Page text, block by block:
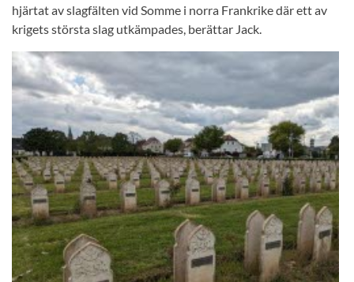
hjärtat av slagfälten vid Somme i norra Frankrike där ett av
krigets största slag utkämpades, berättar Jack.